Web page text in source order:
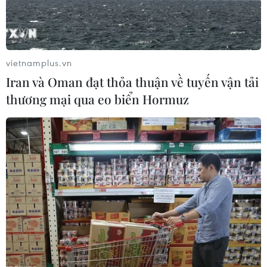
Không kích tại thủ đô Sanaa của Yemen
làm nhiều người thương vong
13/06/2019 09:03
Kênh truyền hình Al-Masirah của nhóm phiến quân
Houthi ngày 13/6 đưa tin liên quân do Saudi Arabia
vietnamplus.vn
Iran và Oman đạt thỏa thuận về tuyến vận tải
thương mại qua eo biển Hormuz